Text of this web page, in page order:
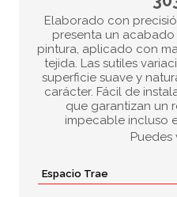
Elaborado con
presenta un
pintura, aplicado con
tejida. Las sutiles
superficie suave y
carácter. Fácil de
que garantizan un
impecable incluso
Puedes
Espacio Trae